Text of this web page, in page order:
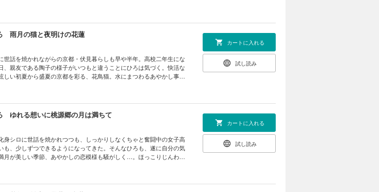
雨月の猫と夜明けの花蓮
話を焼かれながらの京都・伏見暮らしも早や半年。高校二年生にな
、親友である陶子の様子がいつもと違うことにひろは気づく。快活な
初夏から盛夏の京都を彩る、花鳥猫。水にまつわるあやかし事鎮
カートに入れる
試し読み
ゆれる想いに桃源郷の月は満ちて
シロに世話を焼かれつつも、しっかりしなくちゃと奮闘中の女子高
、少しずつできるようになってきた。そんなひろも、遂に自分の気
が美しい季節、あやかしの恋模様も騒がしく…。ほっこりじんわ
カートに入れる
試し読み